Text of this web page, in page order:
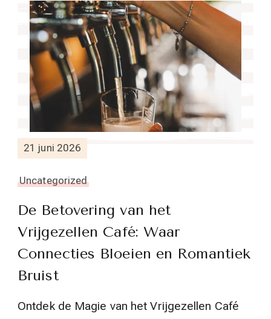
21 juni 2026
Uncategorized
De Betovering van het
Vrijgezellen Café: Waar
Connecties Bloeien en Romantiek
Bruist
Ontdek de Magie van het Vrijgezellen Café